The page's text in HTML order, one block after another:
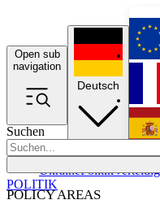
Open sub
navigation
Suchen
POLICY AREAS
UkrainePolitik
Deutsch
POLITIK